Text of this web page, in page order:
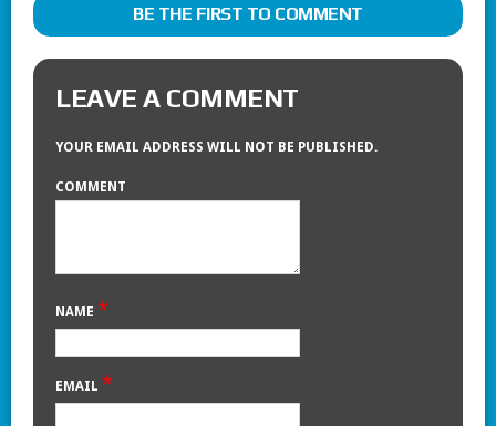
BE THE FIRST TO COMMENT
LEAVE A COMMENT
YOUR EMAIL ADDRESS WILL NOT BE PUBLISHED.
COMMENT
NAME *
EMAIL *